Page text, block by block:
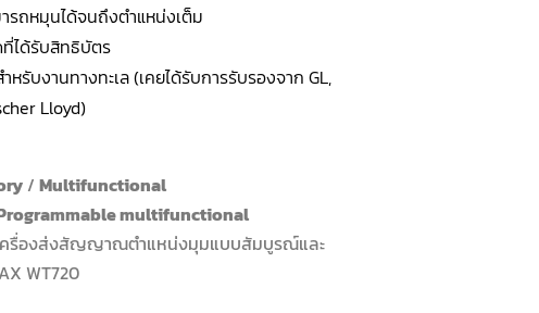
ารถหมุนได้จนถึงตำแหน่งเต็ม
ที่ได้รับสิทธิบัตร
หรับงานทางทะเล (เคยได้รับการรับรองจาก GL,
Lloyd)
/ Multifunctional
multifunctional
รื่องส่งสัญญาณตำแหน่งมุมแบบสัมบูรณ์และ
WT720